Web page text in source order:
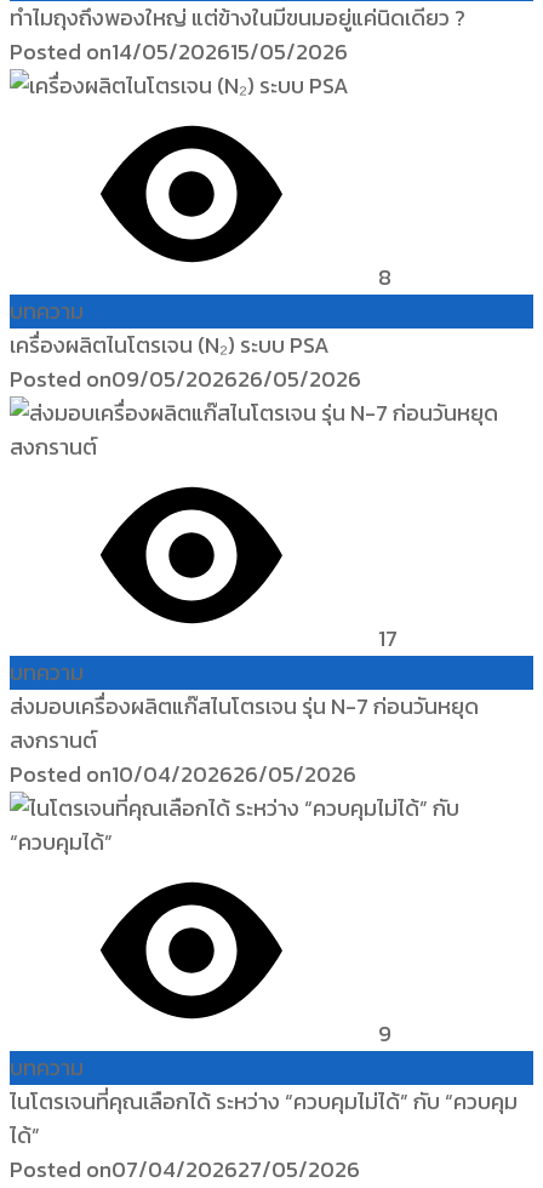
ทำไมถุงถึงพองใหญ่ แต่ข้างในมีขนมอยู่แค่นิดเดียว ?
Posted on14/05/202615/05/2026
8
บทความ
เครื่องผลิตไนโตรเจน (N₂) ระบบ PSA
Posted on09/05/202626/05/2026
17
บทความ
ส่งมอบเครื่องผลิตแก๊สไนโตรเจน รุ่น N-7 ก่อนวันหยุด
สงกรานต์
Posted on10/04/202626/05/2026
9
บทความ
ไนโตรเจนที่คุณเลือกได้ ระหว่าง “ควบคุมไม่ได้” กับ “ควบคุม
ได้”
Posted on07/04/202627/05/2026